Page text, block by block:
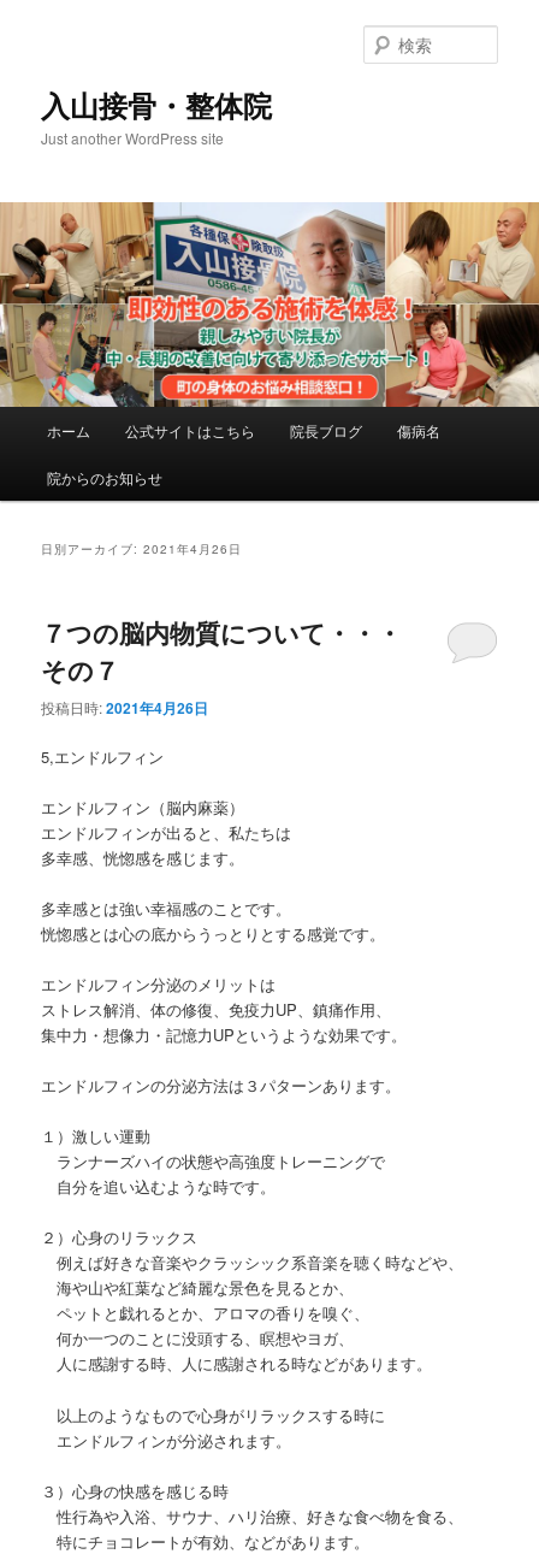
移
動
動
入山接骨・整体院
Just another WordPress site
索
メ
ホーム 公式サイトはこちら 院長ブログ 傷病名
院からのお知らせ
日別アーカイブ:2021年4月26日
７つの脳内物質について・・・
その７
投稿日時:2021年4月26日
5,エンドルフィン
エンドルフィン（脳内麻薬）
エンドルフィンが出ると、私たちは
多幸感、恍惚感を感じます。
多幸感とは強い幸福感のことです。
恍惚感とは心の底からうっとりとする感覚です。
エンドルフィン分泌のメリットは
ストレス解消、体の修復、免疫力UP、鎮痛作用、
集中力・想像力・記憶力UPというような効果です。
エンドルフィンの分泌方法は３パターンあります。
１）激しい運動
ランナーズハイの状態や高強度トレーニングで
自分を追い込むような時です。
２）心身のリラックス
例えば好きな音楽やクラッシック系音楽を聴く時などや、
海や山や紅葉など綺麗な景色を見るとか、
ペットと戯れるとか、アロマの香りを嗅ぐ、
何か一つのことに没頭する、瞑想やヨガ、
人に感謝する時、人に感謝される時などがあります。
以上のようなもので心身がリラックスする時に
エンドルフィンが分泌されます。
３）心身の快感を感じる時
性行為や入浴、サウナ、ハリ治療、好きな食べ物を食る、
特にチョコレートが有効、などがあります。